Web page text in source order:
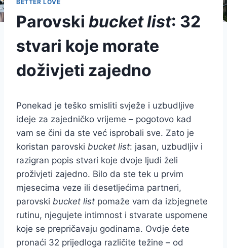
BETTER LOVE
Parovski bucket list: 32
stvari koje morate
doživjeti zajedno
Ponekad je teško smisliti svježe i uzbudljive
ideje za zajedničko vrijeme – pogotovo kad
vam se čini da ste već isprobali sve. Zato je
koristan parovski bucket list: jasan, uzbudljiv i
razigran popis stvari koje dvoje ljudi želi
proživjeti zajedno. Bilo da ste tek u prvim
mjesecima veze ili desetljećima partneri,
parovski bucket list pomaže vam da izbjegnete
rutinu, njegujete intimnost i stvarate uspomene
koje se prepričavaju godinama. Ovdje ćete
pronaći 32 prijedloga različite težine – od